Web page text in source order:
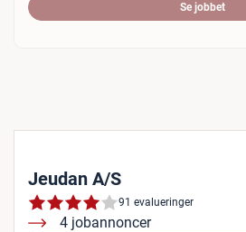
Se jobbet
Jeudan A/S
91 evalueringer
4 jobannoncer